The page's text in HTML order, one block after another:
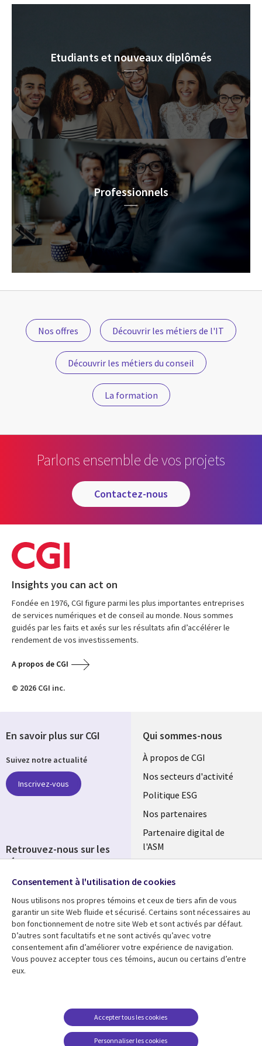
Etudiants et nouveaux diplômés
Professionnels
Nos offres Découvrir les métiers de l'IT
Découvrir les métiers du conseil
La formation
Parlons ensemble de vos projets
contactez-nous
Insights you can act on
Fondée en 1976, CGI figure parmi les plus importantes entreprises
de services numériques et de conseil au monde. Nous sommes
guidés par les faits et axés sur les résultats afin d’accélérer le
rendement de vos investissements.
A propos de CGI
© 2026 CGI inc.
Qui sommes-nous
Useful
links
FRANCE
À propos de CGI
Nos secteurs d'activité
Politique ESG
Nos partenaires
Partenaire digital de
l'ASM
Fusions
Ressources
Library
Links
Articles
Blog
Support
Legal
Accessibilité
conditions juridiques
FAQ Carrières
En savoir plus sur CGI
Suivez notre actualité
Inscrivez-vous
Retrouvez-nous sur les
réseaux
Social
Media
FRANCE
Consentement à l'utilisation de cookies
Nous utilisons nos propres témoins et ceux de tiers afin de vous
garantir un site Web fluide et sécurisé. Certains sont nécessaires au
bon fonctionnement de notre site Web et sont activés par défaut.
D’autres sont facultatifs et ne sont activés qu’avec votre
consentement afin d’améliorer votre expérience de navigation.
Vous pouvez accepter tous ces témoins, aucun ou certains d’entre
eux.
Personnaliser les cookies
Accepter tous les cookies